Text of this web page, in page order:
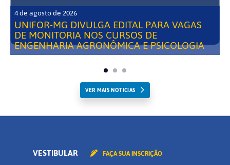
4 de agosto de 2026
UNIFOR-MG DIVULGA EDITAL PARA VAGAS
DE MONITORIA NOS CURSOS DE
ENGENHARIA AGRONÔMICA E PSICOLOGIA
VER MAIS NOTICIAS
VESTIBULAR FAÇA SUA INSCRIÇÃO